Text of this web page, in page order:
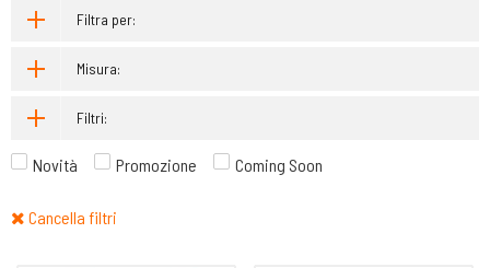
Filtra per:
Misura:
Filtri:
Novità Promozione Coming Soon
Cancella filtri